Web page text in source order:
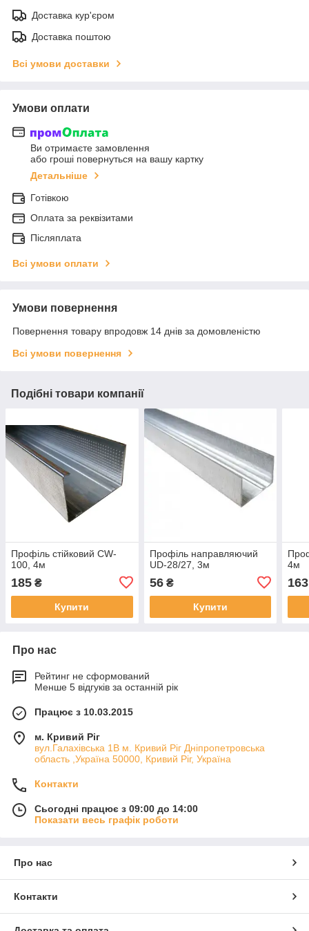
Доставка кур'єром
Доставка поштою
Всі умови доставки
Умови оплати
Ви отримаєте замовлення
або гроші повернуться на вашу картку
Детальніше
Готівкою
Оплата за реквізитами
Післяплата
Всі умови оплати
Умови повернення
Повернення товару впродовж 14 днів за домовленістю
Всі умови повернення
Подібні товари компанії
Профіль стійковий CW-
100, 4м
185 ₴
Купити
Профіль направляючий
UD-28/27, 3м
56₴
Купити
4м
163
Про нас
Рейтинг не сформований
Менше 5 відгуків за останній рік
Працює з 10.03.2015
м. Кривий Ріг
вул.Галахівська 1В м. Кривий Ріг Дніпропетровська
область ,Україна 50000, Кривий Ріг, Україна
Контакти
Сьогодні працює з 09:00 до 14:00
Показати весь графік роботи
Про нас
Контакти